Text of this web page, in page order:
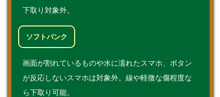
下取り対象外。
ソフトバンク
画面が割れているものや水に濡れたスマホ、ボタン
が反応しないスマホは対象外。線や軽微な傷程度な
ら下取り可能。